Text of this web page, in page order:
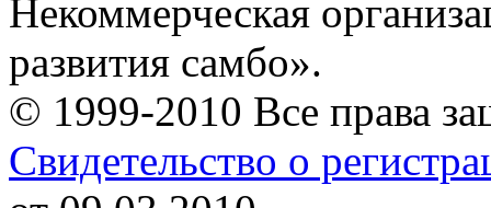
Некоммерческая
развития самбо».
© 1999-2010 Все права
Свидетельство о